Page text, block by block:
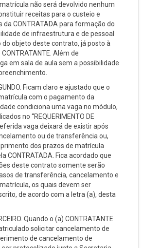
não será devolvido nenhum
receitas para o custeio e
da CONTRATADA para formação do
de infraestrutura e de pessoal
do objeto deste contrato, já posto à
Além de
em sala de aula sem a possibilidade
Ficam claro e ajustado que o
com o pagamento da
condiciona uma vaga no módulo,
no “REQUERIMENTO DE
vaga deixará de existir após
ou de transferência ou,
dos prazos de matrícula
CONTRATADA. Fica acordado que
deste contrato somente serão
de transferência, cancelamento e
os quais devem ser
de acordo com a letra (a), desta
Quando o (a) CONTRATANTE
solicitar cancelamento de
de cancelamento de